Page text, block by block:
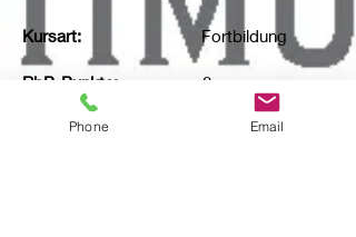
Kursart: Fortbildung
RbP-Punkte: 8
Fortbildungspunkte
Phone Email